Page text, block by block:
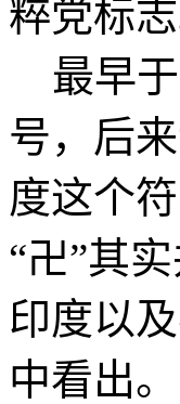
粹党标志
最早于
号，后
度这个
“卍”其
印度以
中看出